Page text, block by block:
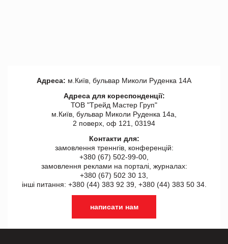
Адреса: м.Київ, бульвар Миколи Руденка 14А
Адреса для кореспонденції:
ТОВ "Tрейд Мастер Груп"
м.Київ, бульвар Миколи Руденка 14а,
2 поверх, оф 121, 03194
Контакти для:
замовлення треннгів, конференцій:
+380 (67) 502-99-00,
замовлення реклами на порталі, журналах:
+380 (67) 502 30 13,
інші питання: +380 (44) 383 92 39, +380 (44) 383 50 34.
написати нам